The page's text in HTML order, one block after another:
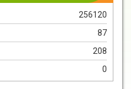
256120
87
208
0